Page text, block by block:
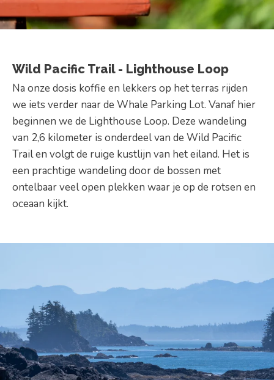
Wild Pacific Trail - Lighthouse Loop
Na onze dosis koffie en lekkers op het terras rijden
we iets verder naar de Whale Parking Lot. Vanaf hier
beginnen we de Lighthouse Loop. Deze wandeling
van 2,6 kilometer is onderdeel van de Wild Pacific
Trail en volgt de ruige kustlijn van het eiland. Het is
een prachtige wandeling door de bossen met
ontelbaar veel open plekken waar je op de rotsen en
oceaan kijkt.